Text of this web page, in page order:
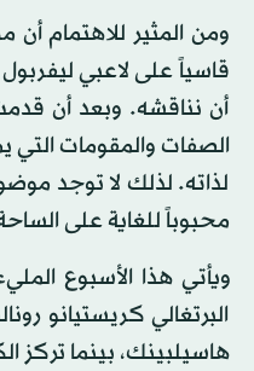
ومن المثير للاهتمام أن
قاسياً على لاعبي
أن نناقشه. وبعد أن
الصفات والمقومات
لذاته. لذلك لا توجد
محبوباً للغاية على
ويأتي هذا الأسبوع
البرتغالي كريستيانو
هاسيلبينك، بينما تركز